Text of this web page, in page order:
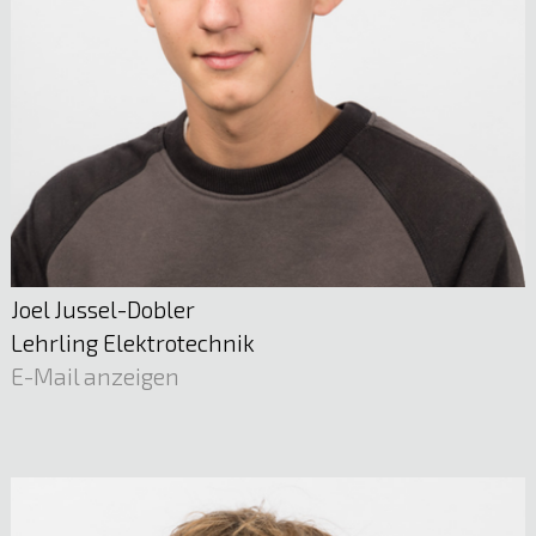
Sabrina Oberhauser
Sachbearbeitung
05522 51722
E-Mail anzeigen
Joel Jussel-Dobler
Lehrling Elektrotechnik
E-Mail anzeigen